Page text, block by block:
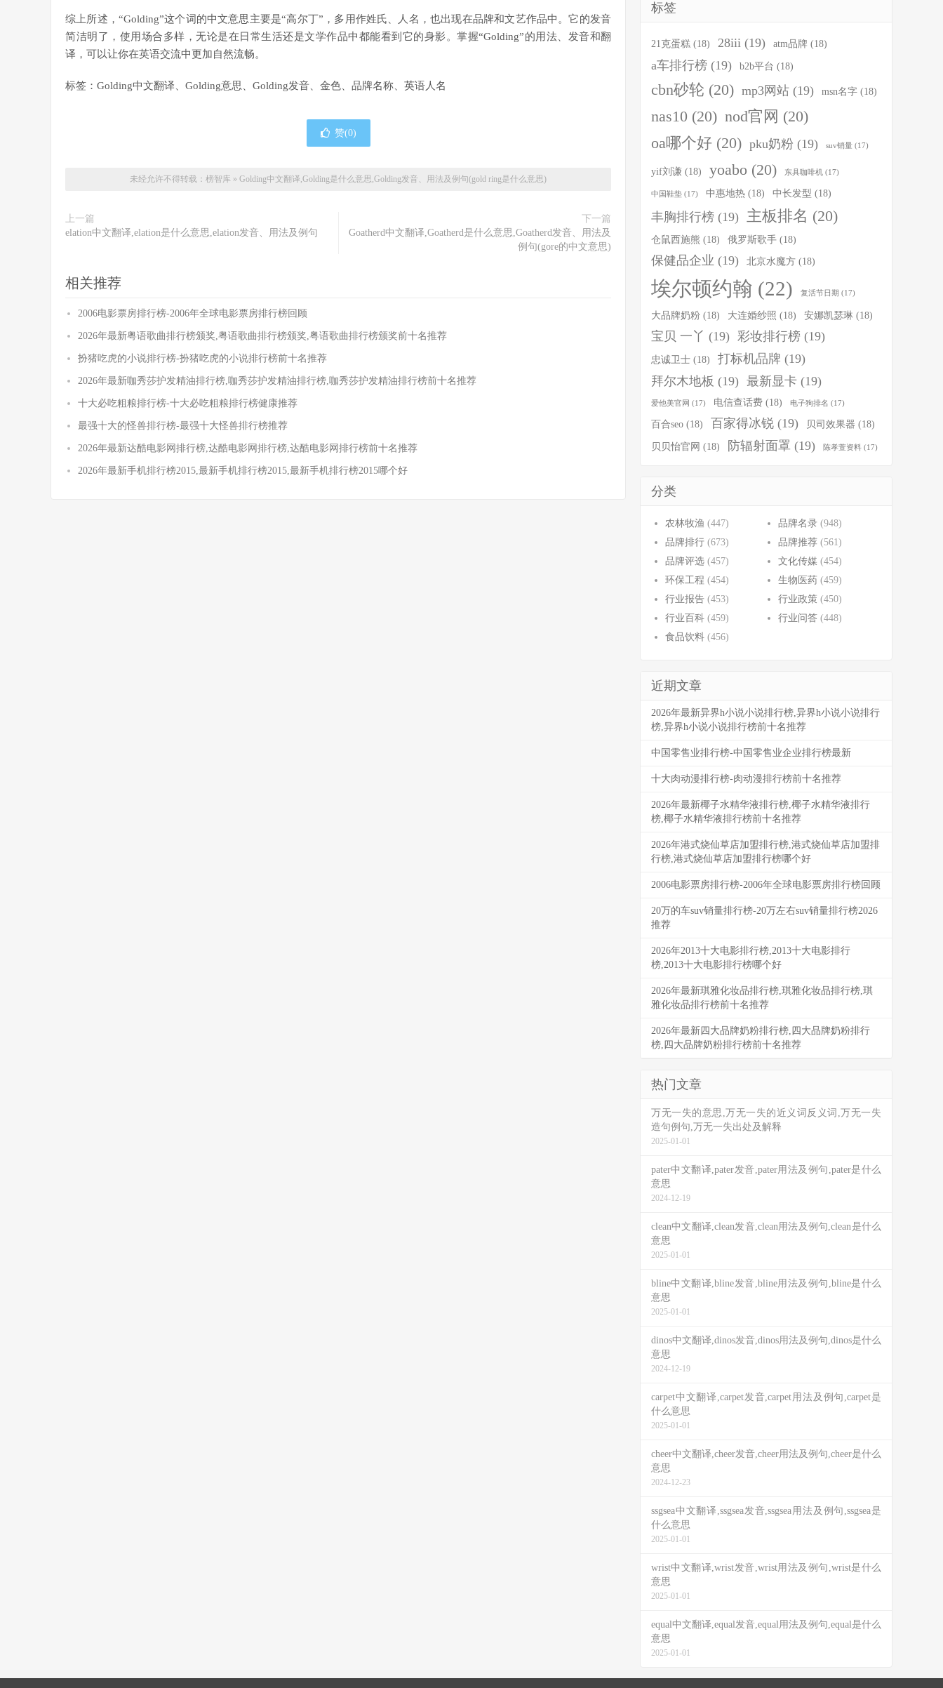
综上所述，“Golding”这个词的中文意思主要是“高尔丁”，多用作姓氏、人名，也出现在品牌和文艺作品中。它的发音
简洁明了，使用场合多样，无论是在日常生活还是文学作品中都能看到它的身影。掌握“Golding”的用法、发音和翻
译，可以让你在英语交流中更加自然流畅。
标签：Golding中文翻译、Golding意思、Golding发音、金色、品牌名称、英语人名
赞(0)
未经允许不得转载： 榜智库 » Golding中文翻译,Golding是什么意思,Golding发音、用法及例句(gold ring是什么意思)
上一篇
elation中文翻译,elation是什么意思,elation发音、用法及例句
下一篇
Goatherd中文翻译,Goatherd是什么意思,Goatherd发音、用法及
例句(gore的中文意思)
相关推荐
2006电影票房排行榜-2006年全球电影票房排行榜回顾
2026年最新粤语歌曲排行榜颁奖,粤语歌曲排行榜颁奖,粤语歌曲排行榜颁奖前十名推荐
扮猪吃虎的小说排行榜-扮猪吃虎的小说排行榜前十名推荐
2026年最新咖秀莎护发精油排行榜,咖秀莎护发精油排行榜,咖秀莎护发精油排行榜前十名推荐
十大必吃粗粮排行榜-十大必吃粗粮排行榜健康推荐
最强十大的怪兽排行榜-最强十大怪兽排行榜推荐
2026年最新达酷电影网排行榜,达酷电影网排行榜,达酷电影网排行榜前十名推荐
2026年最新手机排行榜2015,最新手机排行榜2015,最新手机排行榜2015哪个好
标签
21克蛋糕 (18) 28iii (19) atm品牌 (18)
a车排行榜 (19) b2b平台 (18)
cbn砂轮 (20) mp3网站 (19) msn名字 (18)
nas10 (20) nod官网 (20)
oa哪个好 (20) pku奶粉 (19) suv销量 (17)
yif刘谦 (18) yoabo (20) 东具咖啡机 (17)
中国鞋垫 (17) 中惠地热 (18) 中长发型 (18)
丰胸排行榜 (19) 主板排名 (20)
仓鼠西施熊 (18) 俄罗斯歌手 (18)
保健品企业 (19) 北京水魔方 (18)
埃尔顿约翰 (22) 复活节日期 (17)
大品牌奶粉 (18) 大连婚纱照 (18) 安娜凯瑟琳 (18)
宝贝 一丫 (19) 彩妆排行榜 (19)
忠诚卫士 (18) 打标机品牌 (19)
拜尔木地板 (19) 最新显卡 (19)
爱他美官网 (17) 电信查话费 (18) 电子狗排名 (17)
百合seo (18) 百家得冰锐 (19) 贝司效果器 (18)
贝贝怡官网 (18) 防辐射面罩 (19) 陈孝萱资料 (17)
分类
农林牧渔 (447) 品牌名录 (948)
品牌排行 (673) 品牌推荐 (561)
品牌评选 (457) 文化传媒 (454)
环保工程 (454) 生物医药 (459)
行业报告 (453) 行业政策 (450)
行业百科 (459) 行业问答 (448)
食品饮料 (456)
近期文章
2026年最新异界h小说小说排行榜,异界h小说小说排行
榜,异界h小说小说排行榜前十名推荐
中国零售业排行榜-中国零售业企业排行榜最新
十大肉动漫排行榜-肉动漫排行榜前十名推荐
2026年最新椰子水精华液排行榜,椰子水精华液排行
榜,椰子水精华液排行榜前十名推荐
2026年港式烧仙草店加盟排行榜,港式烧仙草店加盟排
行榜,港式烧仙草店加盟排行榜哪个好
2006电影票房排行榜-2006年全球电影票房排行榜回顾
20万的车suv销量排行榜-20万左右suv销量排行榜2026
推荐
2026年2013十大电影排行榜,2013十大电影排行
榜,2013十大电影排行榜哪个好
2026年最新琪雅化妆品排行榜,琪雅化妆品排行榜,琪
雅化妆品排行榜前十名推荐
2026年最新四大品牌奶粉排行榜,四大品牌奶粉排行
榜,四大品牌奶粉排行榜前十名推荐
热门文章
万无一失的意思,万无一失的近义词反义词,万无一失
造句例句,万无一失出处及解释
2025-01-01
pater中文翻译,pater发音,pater用法及例句,pater是什么
意思
2024-12-19
clean中文翻译,clean发音,clean用法及例句,clean是什么
意思
2025-01-01
bline中文翻译,bline发音,bline用法及例句,bline是什么
意思
2025-01-01
dinos中文翻译,dinos发音,dinos用法及例句,dinos是什么
意思
2024-12-19
carpet中文翻译,carpet发音,carpet用法及例句,carpet是
什么意思
2025-01-01
cheer中文翻译,cheer发音,cheer用法及例句,cheer是什么
意思
2024-12-23
ssgsea中文翻译,ssgsea发音,ssgsea用法及例句,ssgsea是
什么意思
2025-01-01
wrist中文翻译,wrist发音,wrist用法及例句,wrist是什么
意思
2025-01-01
equal中文翻译,equal发音,equal用法及例句,equal是什么
意思
2025-01-01